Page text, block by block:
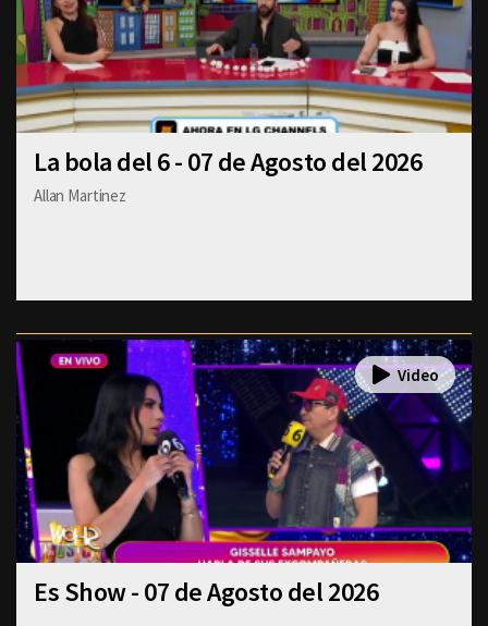
La bola del 6 - 07 de Agosto del 2026
Allan Martinez
Es Show - 07 de Agosto del 2026